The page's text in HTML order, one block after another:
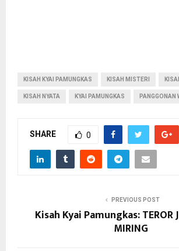
KISAH KYAI PAMUNGKAS KISAH MISTERI
KISAH NYATA KYAI PAMUNGKAS PANGGONAN
SHARE 0
PREVIOUS POST
Kisah Kyai Pamungkas: TEROR
MIRING